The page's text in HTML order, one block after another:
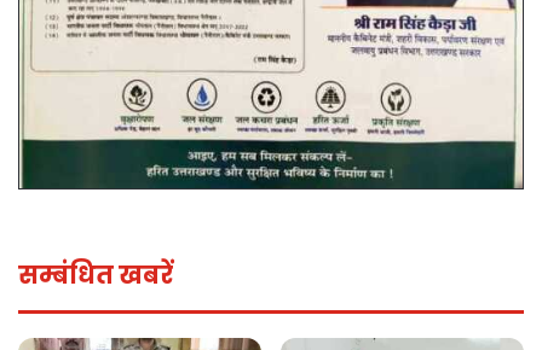
सम्बंधित खबरें